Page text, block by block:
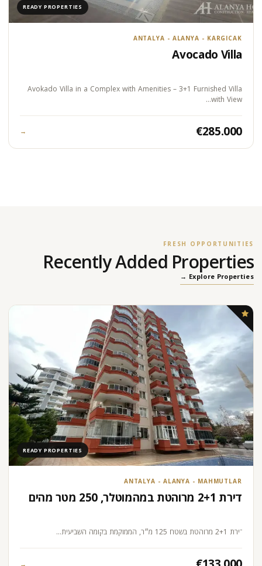
READY PROPERTIES
ANTALYA - ALANYA - KARGICAK
Avocado Villa
Avokado Villa in a Complex with Amenities – 3+1 Furnished Villa
with View…
€285.000
→
FRESH OPPORTUNITIES
Recently Added Properties
Explore Properties →
READY PROPERTIES
ANTALYA - ALANYA - MAHMUTLAR
דירת 2+1 מרוהטת במהמוטלר, 250 מטר מהים
דירת 2+1 מרוהטת בשטח 125 מ״ר, הממוקמת בקומה השביעית…
→